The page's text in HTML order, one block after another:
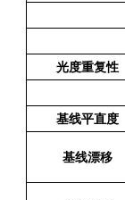
光度重复性
基线平直度
基线漂移